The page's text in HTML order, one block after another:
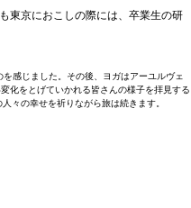
東京におこしの際には、卒業生の研
感じました。その後、ヨガはアーユルヴェ
化をとげていかれる皆さんの様子を拝見する
々の幸せを祈りながら旅は続きます。